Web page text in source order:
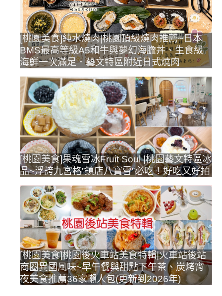
[桃園美食]純水燒肉|桃園頂級燒肉推薦~日本
BMS最高等級A5和牛與夢幻海膽丼、生食級
海鮮一次滿足．藝文特區附近日式燒肉
[桃園美食]果魂雪冰Fruit Soul |桃園藝文特區冰
品~浮誇九宮格”鎮店八寶雪”必吃！好吃又好拍
[桃園美食]桃園後火車站美食特輯|火車站後站
商圈異國風味~早午餐與甜點下午茶、炭烤宵
夜美食推薦36家懶人包(更新到2026年)